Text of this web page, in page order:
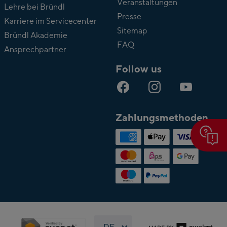
Lehre bei Bründl
Karriere im Servicecenter
Bründl Akademie
Ansprechpartner
Veranstaltungen
Presse
Sitemap
FAQ
Follow us
Zahlungsmethoden